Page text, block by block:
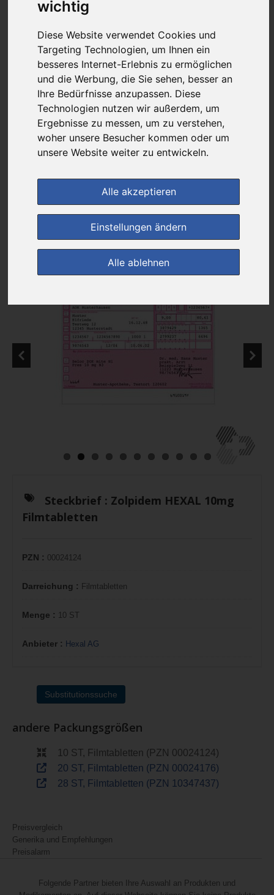
wichtig
Diese Website verwendet Cookies und
Targeting Technologien, um Ihnen ein
besseres Internet-Erlebnis zu ermöglichen
und die Werbung, die Sie sehen, besser an
Ihre Bedürfnisse anzupassen. Diese
Technologien nutzen wir außerdem, um
Ergebnisse zu messen, um zu verstehen,
woher unsere Besucher kommen oder um
unsere Website weiter zu entwickeln.
Alle akzeptieren
Einstellungen ändern
Alle ablehnen
13,57 €
bei
Rathaus Apotheke
versandkostenfrei
& inkl. MwSt.
Daten vom 28.10.2025 09:18 Uhr
im Shop bestellen
zur Einkaufsliste
Steckbrief : Zolpidem HEXAL 10mg
Filmtabletten
PZN : 00024124
Darreichung : Filmtabletten
Menge : 10 ST
Anbieter : Hexal AG
Substitutionssuche
andere Packungsgrößen
10 ST, Filmtabletten (PZN 00024124)
20 ST, Filmtabletten (PZN 00024176)
28 ST, Filmtabletten (PZN 10347437)
Preisvergleich
Generika und Empfehlungen
Preisalarm
Folgende Partner bieten Ihre Auswahl an Produkten und